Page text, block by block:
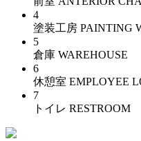
4
塗装工房 PAINTING
5
倉庫 WAREHOUSE
6
休憩室 EMPLOYEE
7
トイレ RESTROOM